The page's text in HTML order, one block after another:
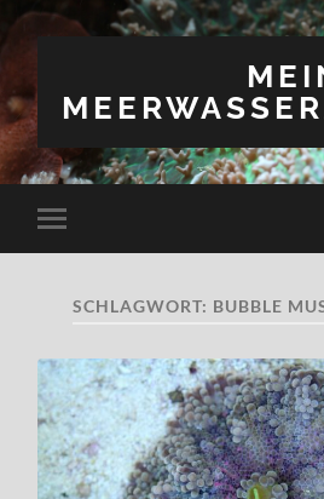
Mobile-
Menü
SCHLAGWORT: BUBBLE